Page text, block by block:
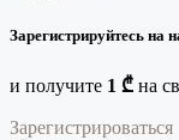
Зарегистрируйтесь на
и получите 1 ₾ на
Зарегистрироваться